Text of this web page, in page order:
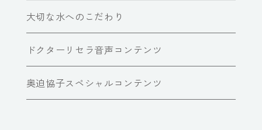
大切な水へのこだわり
ドクターリセラ音声コンテンツ
奥迫協子スペシャルコンテンツ